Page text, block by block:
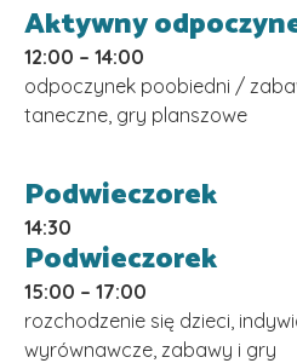
Aktywny
12:00 – 14:00
odpoczynek poobiedni /
taneczne, gry planszowe
Podwieczorek
14:30
Podwieczorek
15:00 – 17:00
rozchodzenie się dzieci,
wyrównawcze, zabawy i gry